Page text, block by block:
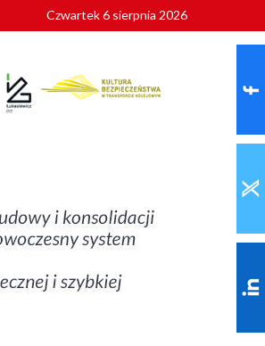
Czwartek 6 sierpnia 2026